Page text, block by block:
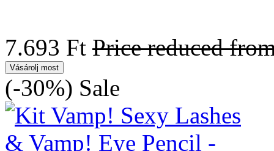
7.693 Ft Price reduced
Vásárolj most
(-30%) Sale